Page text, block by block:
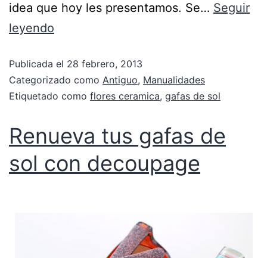
idea que hoy les presentamos. Se… Seguir
leyendo
Publicada el 28 febrero, 2013
Categorizado como Antiguo, Manualidades
Etiquetado como flores ceramica, gafas de sol
Renueva tus gafas de
sol con decoupage